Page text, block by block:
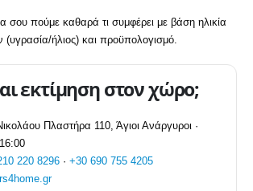
σου πούμε καθαρά τι συμφέρει με βάση ηλικία
(υγρασία/ήλιος) και προϋπολογισμό.
εκτίμηση στον χώρο;
Πλαστήρα 110, Άγιοι Ανάργυροι ·
220 8296 · +30 690 755 4205